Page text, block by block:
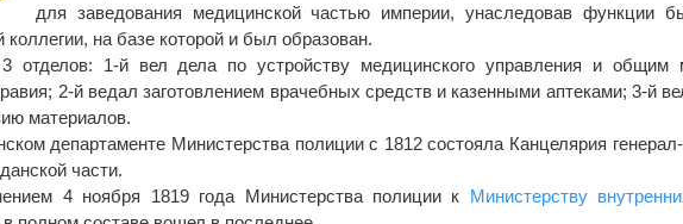
для заведования медицинской частью империи, унаследовав функции
на базе которой и был образован.
отделов: 1-й вел дела по устройству медицинского управления и общим
2-й ведал заготовлением врачебных средств и казенными аптеками; 3-й
материалов.
департаменте Министерства полиции с 1812 состояла Канцелярия
части.
4 ноября 1819 года Министерства полиции к Министерству